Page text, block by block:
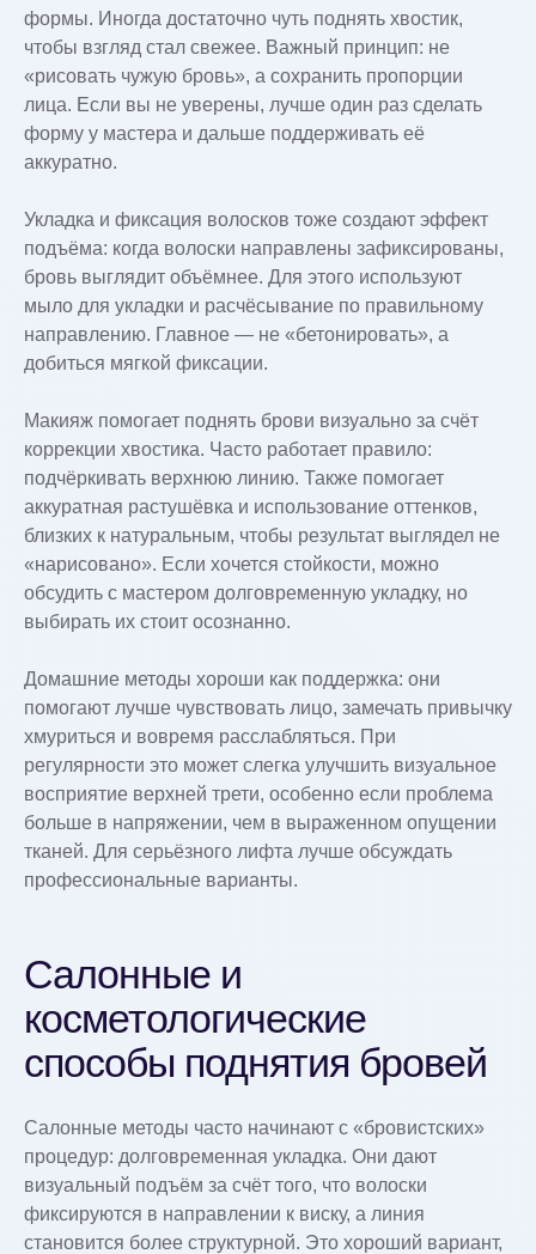
формы. Иногда достаточно чуть поднять хвостик,
чтобы взгляд стал свежее. Важный принцип: не
«рисовать чужую бровь», а сохранить пропорции
лица. Если вы не уверены, лучше один раз сделать
форму у мастера и дальше поддерживать её
аккуратно.
Укладка и фиксация волосков тоже создают эффект
подъёма: когда волоски направлены зафиксированы,
бровь выглядит объёмнее. Для этого используют
мыло для укладки и расчёсывание по правильному
направлению. Главное — не «бетонировать», а
добиться мягкой фиксации.
Макияж помогает поднять брови визуально за счёт
коррекции хвостика. Часто работает правило:
подчёркивать верхнюю линию. Также помогает
аккуратная растушёвка и использование оттенков,
близких к натуральным, чтобы результат выглядел не
«нарисовано». Если хочется стойкости, можно
обсудить с мастером долговременную укладку, но
выбирать их стоит осознанно.
Домашние методы хороши как поддержка: они
помогают лучше чувствовать лицо, замечать привычку
хмуриться и вовремя расслабляться. При
регулярности это может слегка улучшить визуальное
восприятие верхней трети, особенно если проблема
больше в напряжении, чем в выраженном опущении
тканей. Для серьёзного лифта лучше обсуждать
профессиональные варианты.
Салонные и
косметологические
способы поднятия бровей
Салонные методы часто начинают с «бровистских»
процедур: долговременная укладка. Они дают
визуальный подъём за счёт того, что волоски
фиксируются в направлении к виску, а линия
становится более структурной. Это хороший вариант,